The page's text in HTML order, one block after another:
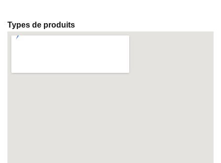
Types de produits